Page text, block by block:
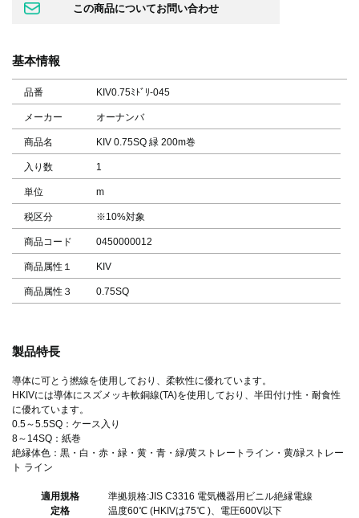
基本情報
品番 KIV0.75ﾐﾄﾞﾘ-045
メーカー オーナンバ
商品名 KIV 0.75SQ 緑 200m巻
入り数 1
単位 m
税区分 ※10%対象
商品コード 0450000012
商品属性１ KIV
商品属性３ 0.75SQ
製品特長
導体に可とう撚線を使用しており、柔軟性に優れています。
HKIVには導体にスズメッキ軟銅線(TA)を使用しており、半田付け性・耐食性
に優れています。
0.5～5.5SQ：ケース入り
8～14SQ：紙巻
絶縁体色：黒・白・赤・緑・黄・青・緑/黄ストレートライン・黄/緑ストレー
ト ライン
適用規格
準拠規格:JIS C3316 電気機器用ビニル絶縁電線
定格
温度60℃ (HKIVは75℃ )、電圧600V以下